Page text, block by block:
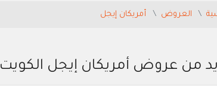
العروض أمريكان إيجل
من عروض أمريكان إيجل الكويت